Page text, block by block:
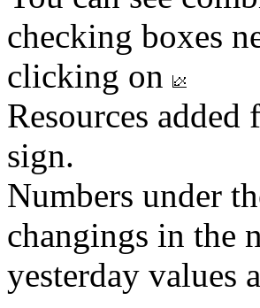
checking boxes
clicking on
Resources
sign.
Numbers under
changings in the
yesterday values